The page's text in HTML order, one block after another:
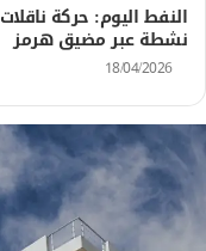
النفط اليوم: حركة ناقلات
نشطة عبر مضيق هرمز
18/04/2026